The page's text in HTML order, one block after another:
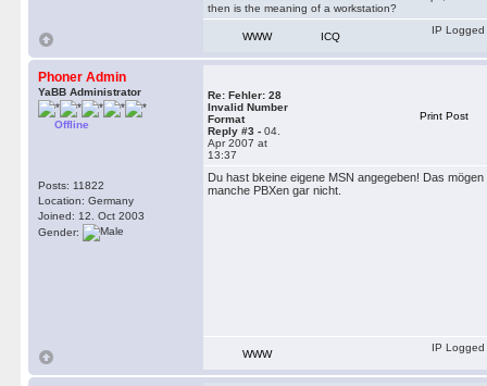
then is the meaning of a workstation?
WWW ICQ
IP Logged
Phoner Admin
YaBB Administrator
Offline
Posts: 11822
Location: Germany
Joined: 12. Oct 2003
Gender:
Re: Fehler: 28
Invalid Number
Format
Reply #3 - 04.
Apr 2007 at
13:37
Print Post
Du hast bkeine eigene MSN angegeben! Das mögen
manche PBXen gar nicht.
WWW
IP Logged